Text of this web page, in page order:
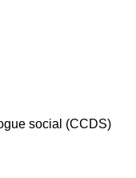
social (CCDS)